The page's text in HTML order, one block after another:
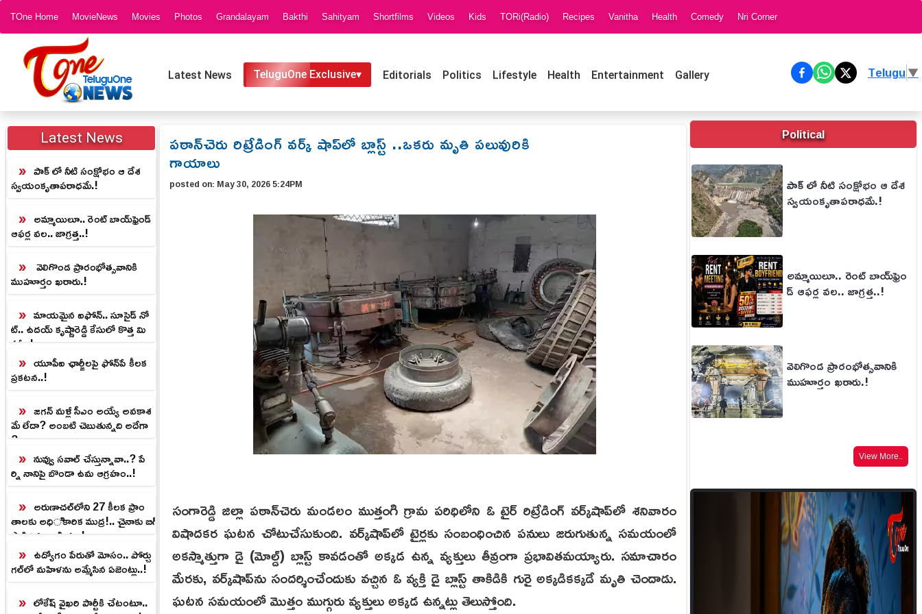
TOne Home MovieNews Movies Photos Grandalayam Bakthi Sahityam Shortfilms Videos Kids TORi(Radio) Recipes Vanitha Health Comedy Nri Corner
Latest News TeluguOne Exclusive▾ Editorials Politics Lifestyle Health Entertainment Gallery Telugu▼
Latest News
పాక్ లో నీటి సంక్షోభం ఆ దేశ
స్వయంకృతాపరాధమే.!
అమ్మాయిలూ.. రెంట్ బాయ్‌ఫ్రెండ్
ఆఫర్ల వల.. జాగ్రత్త..!
వెలిగొండ ప్రారంభోత్సవానికి
ముహూర్తం ఖరారు.!
మాయమైన ఐఫోన్‌.. సూసైడ్ నో
ట్‌.. ఉదయ్ కృష్ణారెడ్డి కేసులో కొత్త మి
స్టరీ..!
యూపీఐ ఛార్జీలపై ఫోన్‌పే కీలక
ప్రకటన..!
జగన్ మళ్లీ సీఎం అయ్యే అవకాశ
మే లేదా? అంబటి చెబుతున్నది అదేగా
?
నువ్వు సవాల్ చేస్తున్నావా..? పే
ర్ని నానిపై బొండా ఉమ ఆగ్రహం..!
అరుణాచల్‌లోని 27 కీలక ప్రాం
తాలకు అధికారిక ముద్ర!.. చైనాకు బిగ్
షాకిచ్చిన ఇండియా.!
ఉద్యోగం పేరుతో మోసం.. పోర్చు
గల్‌లో మహిళను అమ్మేసిన ఏజెంట్లు..!
లోకేష్ వైఖరి పార్టీకి చేటంటూ..
పఠాన్‌చెరు రిట్రేడింగ్ వర్క్ షాప్‌లో బ్లాస్ట్ ..ఒకరు మృతి పలువురికి
గాయాలు
posted on: May 30, 2026 5:24PM
సంగారెడ్డి జిల్లా పఠాన్‌చెరు మండలం ముత్తంగి గ్రామ పరిధిలోని ఓ టైర్ రిట్రేడింగ్ వర్క్‌షాప్‌లో శనివారం
విషాదకర ఘటన చోటుచేసుకుంది. వర్క్‌షాప్‌లో టైర్లకు సంబంధించిన పనులు జరుగుతున్న సమయంలో
అకస్మాత్తుగా డై (మోల్డ్) బ్లాస్ట్ కావడంతో అక్కడ ఉన్న వ్యక్తులు తీవ్రంగా ప్రభావితమయ్యారు. సమాచారం
మేరకు, వర్క్‌షాప్‌ను సందర్శించేందుకు వచ్చిన ఓ వ్యక్తి డై బ్లాస్ట్ తాకిడికి గురై అక్కడికక్కడే మృతి చెందాడు.
ఘటన సమయంలో మొత్తం ముగ్గురు వ్యక్తులు అక్కడ ఉన్నట్లు తెలుస్తోంది.
Political
పాక్ లో నీటి సంక్షోభం ఆ దేశ
స్వయంకృతాపరాధమే.!
అమ్మాయిలూ.. రెంట్ బాయ్‌ఫ్రెం
డ్ ఆఫర్ల వల.. జాగ్రత్త..!
వెలిగొండ ప్రారంభోత్సవానికి
ముహూర్తం ఖరారు.!
View More..